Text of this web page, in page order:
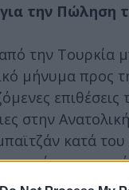
την Πώληση
την Τουρκία
μήνυμα προς
στην
κατά